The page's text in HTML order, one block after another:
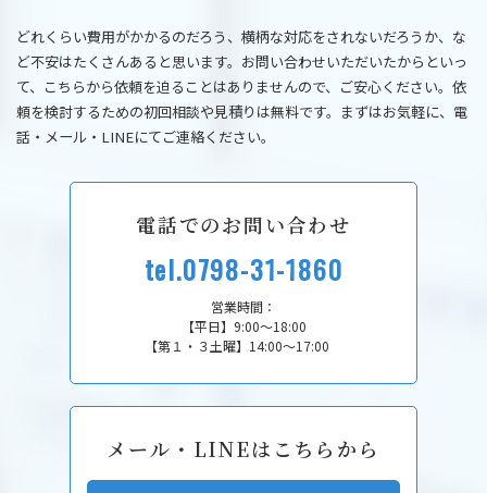
どれくらい費用がかかるのだろう、横柄な対応をされないだろうか、な
ど不安はたくさんあると思います。お問い合わせいただいたからといっ
て、こちらから依頼を迫ることはありませんので、ご安心ください。依
頼を検討するための初回相談や見積りは無料です。まずはお気軽に、電
話・メール・LINEにてご連絡ください。
電話でのお問い合わせ
tel.0798-31-1860
営業時間：
【平日】9:00～18:00
【第１・３土曜】14:00～17:00
メール・LINEはこちらから